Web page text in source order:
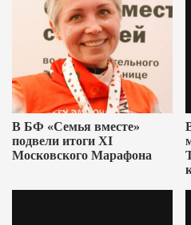
В БФ «Семья вместе»
подвели итоги XI
Московского Марафона